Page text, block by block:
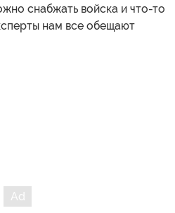
снабжать войска и что-то
нам все обещают